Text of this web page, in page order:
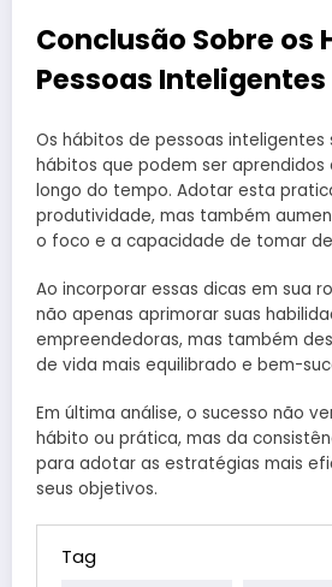
Conclusão Sobre os
Pessoas Inteligentes
Os hábitos de pessoas inteligentes
hábitos que podem ser
longo do tempo. Adotar esta
produtividade, mas também
o foco e a capacidade de tomar
Ao incorporar essas dicas em sua
não apenas aprimorar suas
empreendedoras, mas também
de vida mais equilibrado e bem-
Em última análise, o sucesso não
hábito ou prática, mas da
para adotar as estratégias mais
seus objetivos.
Tag